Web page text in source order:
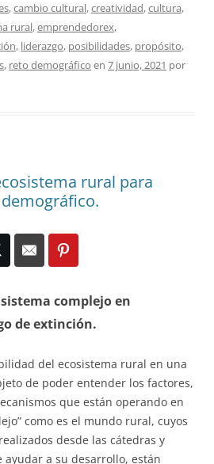
,cambio cultural,creatividad,cultura,
rural,emprendedorex,
, liderazgo, posibilidades, propósito,
, reto demográfico en 7 junio, 2021 por
rural para
complejo en
de extinción.
del ecosistema rural en una
de poder entender los factores,
que están operando en
como es el mundo rural, cuyos
desde las cátedras y
ayudar a su desarrollo, están